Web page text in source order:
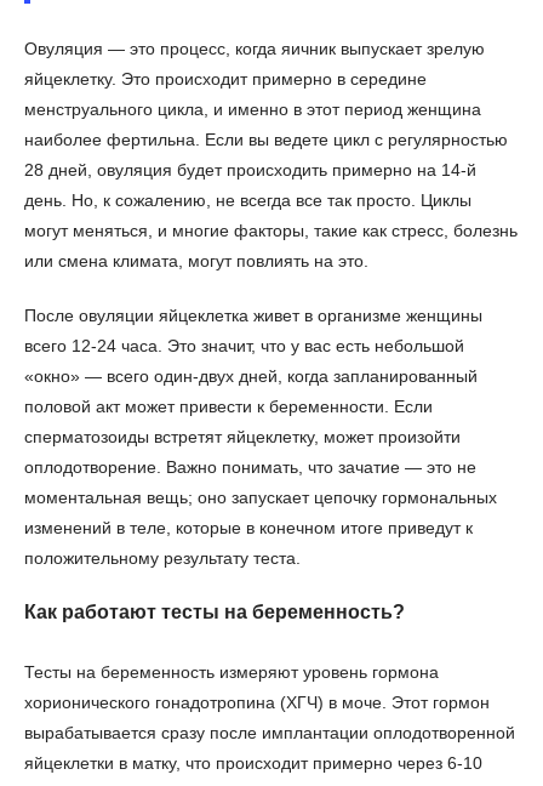
Овуляция — это процесс, когда яичник выпускает зрелую
яйцеклетку. Это происходит примерно в середине
менструального цикла, и именно в этот период женщина
наиболее фертильна. Если вы ведете цикл с регулярностью
28 дней, овуляция будет происходить примерно на 14-й
день. Но, к сожалению, не всегда все так просто. Циклы
могут меняться, и многие факторы, такие как стресс, болезнь
или смена климата, могут повлиять на это.
После овуляции яйцеклетка живет в организме женщины
всего 12-24 часа. Это значит, что у вас есть небольшой
«окно» — всего один-двух дней, когда запланированный
половой акт может привести к беременности. Если
сперматозоиды встретят яйцеклетку, может произойти
оплодотворение. Важно понимать, что зачатие — это не
моментальная вещь; оно запускает цепочку гормональных
изменений в теле, которые в конечном итоге приведут к
положительному результату теста.
Как работают тесты на беременность?
Тесты на беременность измеряют уровень гормона
хорионического гонадотропина (ХГЧ) в моче. Этот гормон
вырабатывается сразу после имплантации оплодотворенной
яйцеклетки в матку, что происходит примерно через 6-10